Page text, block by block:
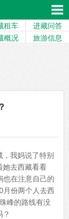
租车
进藏问答
概况 旅游信息
，我妈说了特别
她去西藏看看
也在注意自己的
月份两个人去西
峰的路线有没